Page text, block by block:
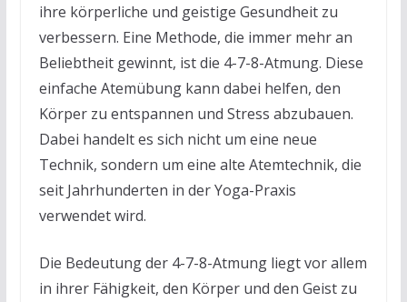
ihre körperliche und geistige Gesundheit zu
verbessern. Eine Methode, die immer mehr an
Beliebtheit gewinnt, ist die 4-7-8-Atmung. Diese
einfache Atemübung kann dabei helfen, den
Körper zu entspannen und Stress abzubauen.
Dabei handelt es sich nicht um eine neue
Technik, sondern um eine alte Atemtechnik, die
seit Jahrhunderten in der Yoga-Praxis
verwendet wird.
Die Bedeutung der 4-7-8-Atmung liegt vor allem
in ihrer Fähigkeit, den Körper und den Geist zu